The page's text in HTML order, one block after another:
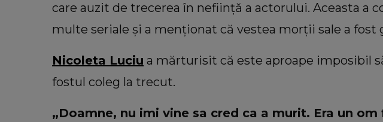
care auzit de trecerea în neființă a actorului. Aceasta a
multe seriale și a menționat că vestea morții sale a fost
Nicoleta Luciu a mărturisit că este aproape imposibil
fostul coleg la trecut.
„Doamne, nu imi vine sa cred ca a murit. Era un